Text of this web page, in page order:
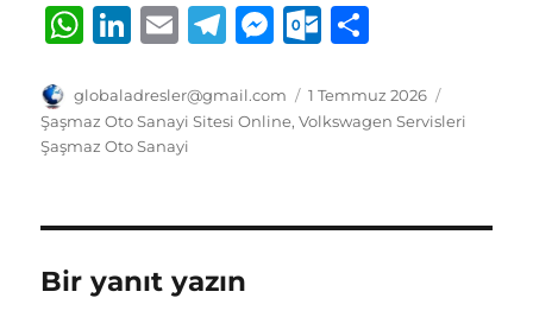
W
at
s
p
Li
k
e
I
E
ai
l
T
e
g
a
M
ss
e
g
O
tl
o
k.
a
re
Yazar
globaladresler@gmail.com
Yayın
tarihi
1 Temmuz 2026
Şaşmaz Oto Sanayi Sitesi Online,Volkswagen Servisleri
Şaşmaz Oto Sanayi
Bir yanıt yazın